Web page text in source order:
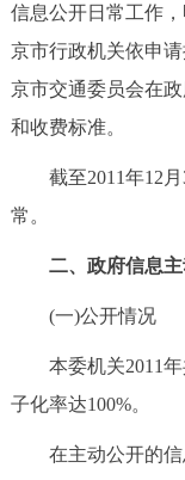
多语种
ENGLISH
DEUTSCH
ITALIANO
信息公开日常工作
京市行政机关依申
京市交通委员会在
和收费标准。
截至2011年12月
常。
二、政府信息主
(一)公开情况
本委机关2011年
子化率达100%。
在主动公开的信